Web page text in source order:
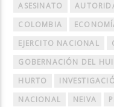
ASESINATO
COLOMBIA
EJERCITO NACIONAL
GOBERNACIÓN DEL
HURTO
NACIONAL
NEIVA